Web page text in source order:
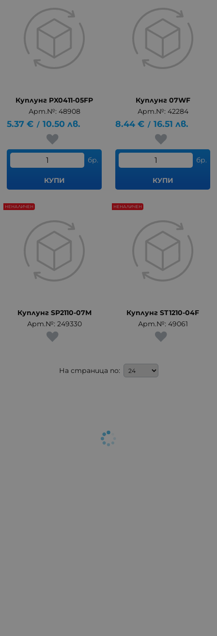
Куплунг PX0411-05FP
Арт.№: 48908
5.37 € / 10.50 лв.
бр.
КУПИ
Куплунг 07WF
Арт.№: 42284
8.44 € / 16.51 лв.
бр.
КУПИ
Куплунг SP2110-07M
Арт.№: 249330
НЕНАЛИЧЕН
Куплунг ST1210-04F
Арт.№: 49061
НЕНАЛИЧЕН
На страница по: